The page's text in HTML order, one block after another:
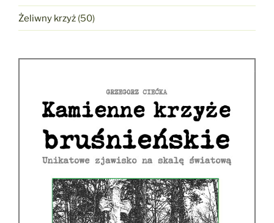
Żeliwny krzyż (50)